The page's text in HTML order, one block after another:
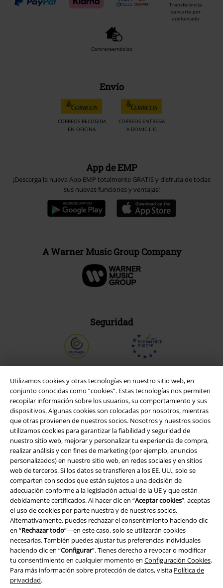
Utilizamos cookies y otras tecnologías en nuestro sitio web, en
conjunto conocidas como “cookies”. Estas tecnologías nos permiten
recopilar información sobre los usuarios, su comportamiento y sus
dispositivos. Algunas cookies son colocadas por nosotros, mientras
que otras provienen de nuestros socios. Nosotros y nuestros socios
utilizamos cookies para garantizar la fiabilidad y seguridad de
nuestro sitio web, mejorar y personalizar tu experiencia de compra,
realizar análisis y con fines de marketing (por ejemplo, anuncios
personalizados) en nuestro sitio web, en redes sociales y en sitios
web de terceros. Si los datos se transfieren a los EE. UU., solo se
comparten con socios que están sujetos a una decisión de
adecuación conforme a la legislación actual de la UE y que están
debidamente certificados. Al hacer clic en “Aceptar cookies”, aceptas
el uso de cookies por parte nuestra y de nuestros socios.
Alternativamente, puedes rechazar el consentimiento haciendo clic
en “Rechazar todo”—en este caso, solo se utilizarán cookies
necesarias. También puedes ajustar tus preferencias individuales
haciendo clic en “Configurar”. Tienes derecho a revocar o modificar
tu consentimiento en cualquier momento en Configuración Cookies.
Para más información sobre protección de datos, visita Política de
privacidad.
Transferencia
bancaria por
adelantado
Contrareembolso
Envío
CORREOS RECOGIDA
EN OFICINA
CORREOS ENTREGA
A DOMICILIO
App de EMP
¡Descarga la nueva App EMP totalmente GRATIS y disfruta de todas
sus nuevas funciones y ventajas!
A Warner Music Group Company
Seguridad
Legal
Términos y Condiciones
Aviso Legal
Ley protección de datos
Eliminación de residuos y protección del medioambiente
Declaración de Conformidad